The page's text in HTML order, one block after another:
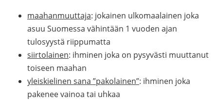
maahanmuuttaja: jokainen ulkomaalainen joka
asuu Suomessa vähintään 1 vuoden ajan
tulosyystä riippumatta
siirtolainen: ihminen joka on pysyvästi muuttanut
toiseen maahan
yleiskielinen sana ”pakolainen”: ihminen joka
pakenee vainoa tai uhkaa